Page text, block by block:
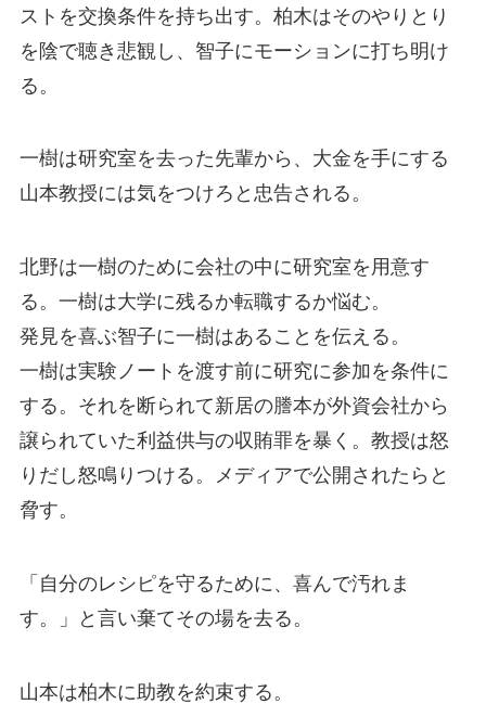
ストを交換条件を持ち出す。柏木はそのやりとり
を陰で聴き悲観し、智子にモーションに打ち明け
る。
一樹は研究室を去った先輩から、大金を手にする
山本教授には気をつけろと忠告される。
北野は一樹のために会社の中に研究室を用意す
る。一樹は大学に残るか転職するか悩む。
発見を喜ぶ智子に一樹はあることを伝える。
一樹は実験ノートを渡す前に研究に参加を条件に
する。それを断られて新居の謄本が外資会社から
譲られていた利益供与の収賄罪を暴く。教授は怒
りだし怒鳴りつける。メディアで公開されたらと
脅す。
「自分のレシピを守るために、喜んで汚れま
す。」と言い棄てその場を去る。
山本は柏木に助教を約束する。